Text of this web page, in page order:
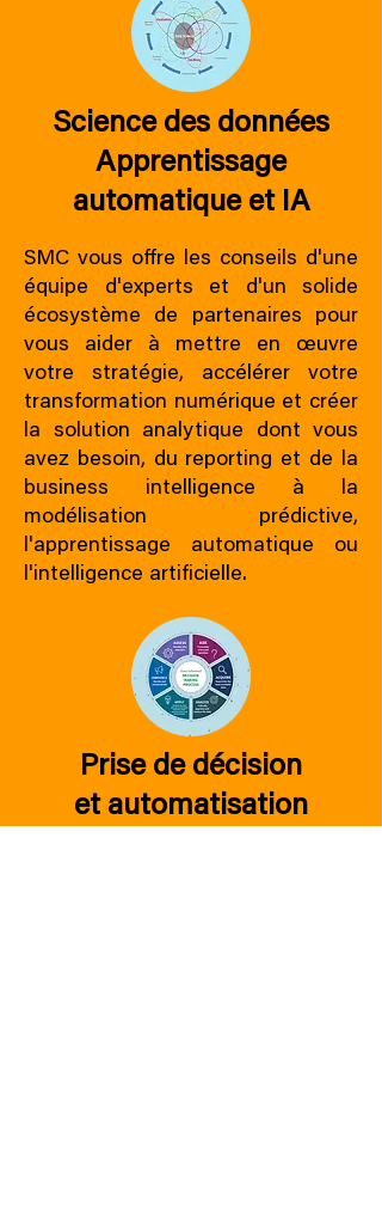
Science des données
Apprentissage
automatique et IA
SMC vous offre les conseils d'une
équipe d'experts et d'un solide
écosystème de partenaires pour
vous aider à mettre en œuvre
votre stratégie, accélérer votre
transformation numérique et créer
la solution analytique dont vous
avez besoin, du reporting et de la
business intelligence à la
modélisation prédictive,
l'apprentissage automatique ou
l'intelligence artificielle.
Prise de décision
et automatisation